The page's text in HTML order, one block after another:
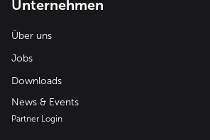
Unternehmen
Über uns
Jobs
Downloads
News & Events
Partner Login